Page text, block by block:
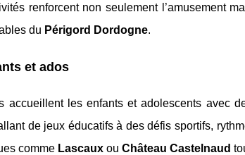
renforcent non seulement l’amusement
du Périgord Dordogne.
et ados
accueillent les enfants et adolescents avec
de jeux éducatifs à des défis sportifs,
comme Lascaux ou Château Castelnaud